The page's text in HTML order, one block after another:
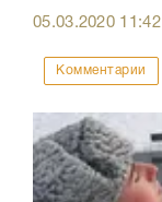
05.03.2020 11:42
Комментарии